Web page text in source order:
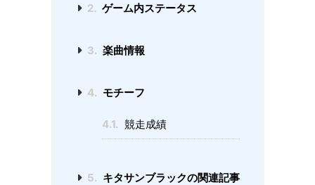
2. ゲーム内ステータス
3. 楽曲情報
4. モチーフ
4.1. 競走成績
5. キタサンブラックの関連記事